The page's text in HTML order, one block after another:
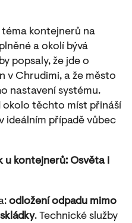
kontejnerů na
a okolí bývá
popsaly, že jde o
v Chrudimi, a že město
nastavení systému.
okolo těchto míst přináší
ideálním případě vůbec
u kontejnerů: Osvěta i
odložení odpadu mimo
. Technické služby